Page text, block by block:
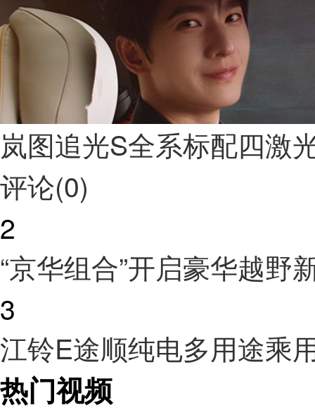
岚图追光S全系标配四激
评论(0)
2
“京华组合”开启豪华越野
3
江铃E途顺纯电多用途乘
热门视频